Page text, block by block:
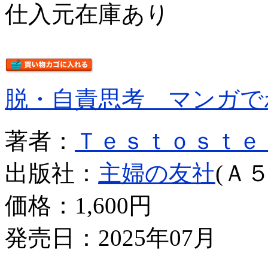
仕入元在庫あり
脱・自責思考 マンガで
著者：
Ｔｅｓｔｏｓｔ
出版社： 主婦の友社(Ａ
価格： 1,600円
発売日：2025年07月